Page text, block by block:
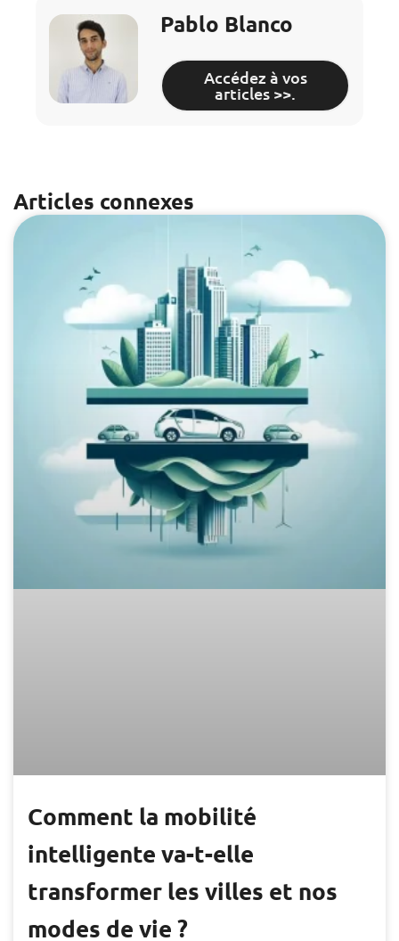
Pablo Blanco
Accédez à vos
articles >>.
Articles connexes
Comment la mobilité
intelligente va-t-elle
transformer les villes et nos
modes de vie ?